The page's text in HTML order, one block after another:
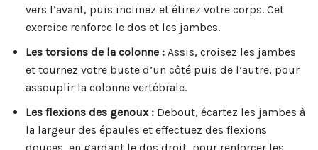
vers l’avant, puis inclinez et étirez votre corps. Cet
exercice renforce le dos et les jambes.
Les torsions de la colonne :Assis, croisez les jambes
et tournez votre buste d’un côté puis de l’autre, pour
assouplir la colonne vertébrale.
Les flexions des genoux :Debout, écartez les jambes à
la largeur des épaules et effectuez des flexions
douces, en gardant le dos droit, pour renforcer les